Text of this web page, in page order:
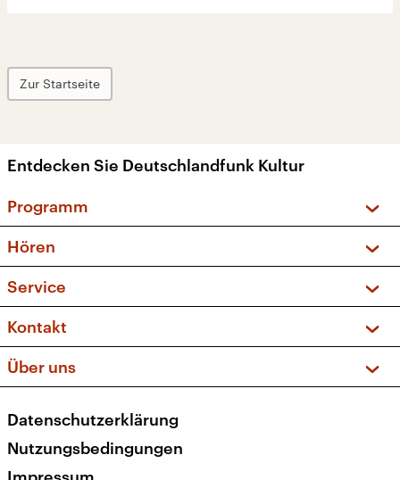
Zur Startseite
Entdecken Sie Deutschlandfunk Kultur
Programm
Sendungen und Podcasts
Musikliste
Kakadu – Das Kinderprogramm
Hören
Frequenzen (UKW + DAB+)
Service
FAQ
Apps
Newsletter
Veranstaltungen
Kontakt
Social Media
Über uns
Presse
Karriere
Datenschutzerklärung
Nutzungsbedingungen